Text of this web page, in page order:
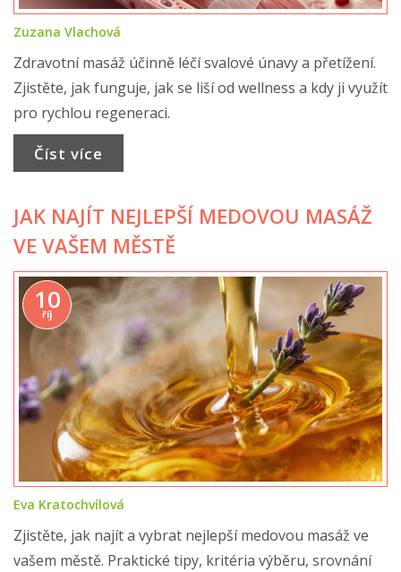
Zuzana Vlachová
Zdravotní masáž účinně léčí svalové únavy a přetížení.
Zjistěte, jak funguje, jak se liší od wellness a kdy ji využít
pro rychlou regeneraci.
Číst více
JAK NAJÍT NEJLEPŠÍ MEDOVOU MASÁŽ
VE VAŠEM MĚSTĚ
10
říj
Eva Kratochvílová
Zjistěte, jak najít a vybrat nejlepší medovou masáž ve
vašem městě. Praktické tipy, kritéria výběru, srovnání